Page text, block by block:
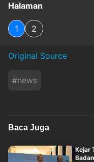
Halaman
1 2
Original Source
#news
Baca Juga
Kejar